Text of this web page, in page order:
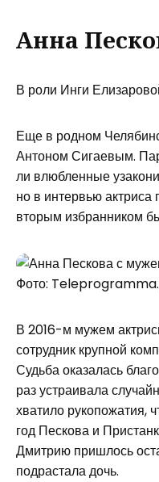
Анна
В роли Инги
Еще в родном
Антоном Сигаевым.
ли влюбленные
но в интервью актриса
вторым избранником
Фото:
В 2016-м мужем
сотрудник крупной
Судьба оказалась
раз устраивала
хватило рукопожатия,
год Пескова и
Дмитрию пришлось
подрастала дочь.